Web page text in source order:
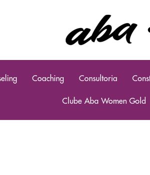
Coaching Consultoria
Clube Aba Women Gold